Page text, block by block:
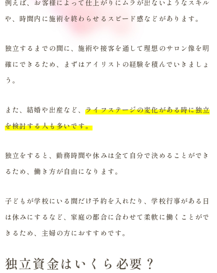
例えば、お客様によって仕上がりにムラが出ないようなスキル
や、時間内に施術を終わらせるスピード感などがあります。
独立するまでの間に、施術や接客を通して理想のサロン像を明
確にできるため、まずはアイリストの経験を積んでいきましょ
う。
また、結婚や出産など、ライフステージの変化がある時に独立
を検討する人も多いです。
独立をすると、勤務時間や休みは全て自分で決めることができ
るため、働き方が自由になります。
子どもが学校にいる間だけ予約を入れたり、学校行事がある日
は休みにするなど、家庭の都合に合わせて柔軟に働くことがで
きるため、主婦の方におすすめです。
独立資金はいくら必要？